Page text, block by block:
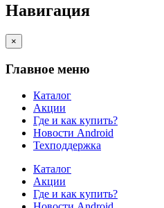
Навигация
×
Главное меню
Каталог
Акции
Где и как купить?
Новости Android
Техподдержка
Каталог
Акции
Где и как купить?